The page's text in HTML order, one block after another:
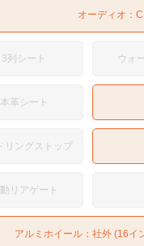
オーディオ：
3列シート ウォ
本革シート
リングストップ
リアゲート
アルミホイール：社外 (16イ